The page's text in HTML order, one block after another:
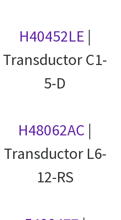
H40452LE |
Transductor C1-
5-D
H48062AC |
Transductor L6-
12-RS